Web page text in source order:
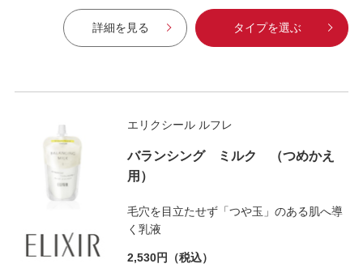
詳細を見る タイプを選ぶ
エリクシール ルフレ
バランシング ミルク （つめかえ
用）
毛穴を目立たせず「つや玉」のある肌へ導
く乳液
2,530円 （税込）